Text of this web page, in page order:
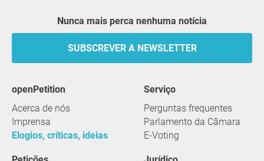
Nunca mais perca nenhuma notícia
SUBSCREVER A NEWSLETTER
openPetition
Acerca de nós
Imprensa
Elogios, críticas, ideias
serviço
Perguntas frequentes
Parlamento da Câmara
E-Voting